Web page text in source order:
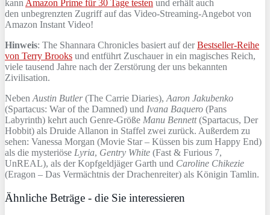
kann Amazon Prime für 30 Tage testen und erhält auch
den unbegrenzten Zugriff auf das Video-Streaming-Angebot von
Amazon Instant Video!
Hinweis: The Shannara Chronicles basiert auf derBestseller-Reihe
von Terry Brooks und entführt Zuschauer in ein magisches Reich,
viele tausend Jahre nach der Zerstörung der uns bekannten
Zivilisation.
Neben Austin Butler(The Carrie Diaries), Aaron Jakubenko
(Spartacus: War of the Damned) und Ivana Baquero (Pans
Labyrinth) kehrt auch Genre-Größe Manu Bennett(Spartacus, Der
Hobbit) als Druide Allanon in Staffel zwei zurück. Außerdem zu
sehen: Vanessa Morgan (Movie Star – Küssen bis zum Happy End)
als die mysteriöse Lyria, Gentry White (Fast & Furious 7,
UnREAL), als der Kopfgeldjäger Garth und Caroline Chikezie
(Eragon – Das Vermächtnis der Drachenreiter) als Königin Tamlin.
Ähnliche Beträge - die Sie interessieren